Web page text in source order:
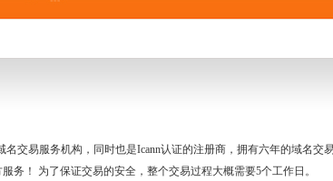
名交易服务机构，同时也是Icann认证的注册商，拥有六年的域名交
务！ 为了保证交易的安全，整个交易过程大概需要5个工作日。